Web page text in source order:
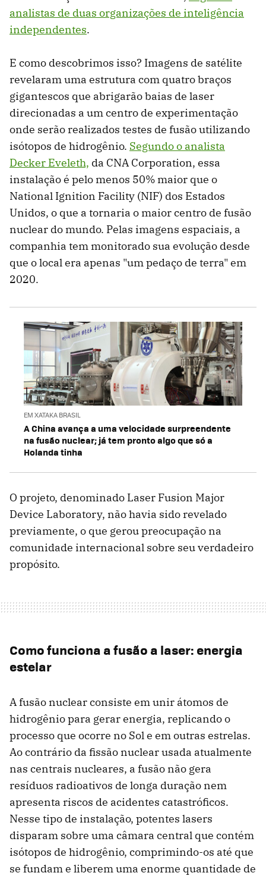
analistas de duas organizações de inteligência
independentes.
E como descobrimos isso? Imagens de satélite
revelaram uma estrutura com quatro braços
gigantescos que abrigarão baias de laser
direcionadas a um centro de experimentação
onde serão realizados testes de fusão utilizando
isótopos de hidrogênio. Segundo o analista
Decker Eveleth, da CNA Corporation, essa
instalação é pelo menos 50% maior que o
National Ignition Facility (NIF) dos Estados
Unidos, o que a tornaria o maior centro de fusão
nuclear do mundo. Pelas imagens espaciais, a
companhia tem monitorado sua evolução desde
que o local era apenas "um pedaço de terra" em
2020.
EM XATAKA BRASIL
A China avança a uma velocidade surpreendente
na fusão nuclear; já tem pronto algo que só a
Holanda tinha
O projeto, denominado Laser Fusion Major
Device Laboratory, não havia sido revelado
previamente, o que gerou preocupação na
comunidade internacional sobre seu verdadeiro
propósito.
Como funciona a fusão a laser: energia
estelar
A fusão nuclear consiste em unir átomos de
hidrogênio para gerar energia, replicando o
processo que ocorre no Sol e em outras estrelas.
Ao contrário da fissão nuclear usada atualmente
nas centrais nucleares, a fusão não gera
resíduos radioativos de longa duração nem
apresenta riscos de acidentes catastróficos.
Nesse tipo de instalação, potentes lasers
disparam sobre uma câmara central que contém
isótopos de hidrogênio, comprimindo-os até que
se fundam e liberem uma enorme quantidade de